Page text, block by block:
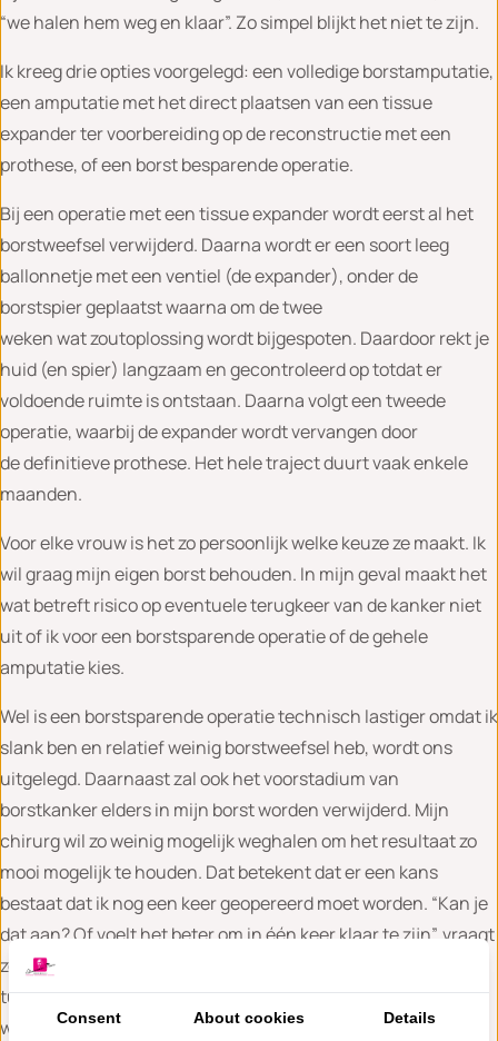
“we halen hem weg en klaar”. Zo simpel blijkt het niet te zijn.
Ik kreeg drie opties voorgelegd: een volledige borstamputatie,
een amputatie met het direct plaatsen van een tissue
expander ter voorbereiding op de reconstructie met een
prothese, of een borst besparende operatie.
Bij een operatie met een tissue expander wordt eerst al het
borstweefsel verwijderd. Daarna wordt er een soort leeg
ballonnetje met een ventiel (de expander), onder de
borstspier geplaatst waarna om de twee
weken wat zoutoplossing wordt bijgespoten. Daardoor rekt je
huid (en spier) langzaam en gecontroleerd op totdat er
voldoende ruimte is ontstaan. Daarna volgt een tweede
operatie, waarbij de expander wordt vervangen door
de definitieve prothese. Het hele traject duurt vaak enkele
maanden.
Voor elke vrouw is het zo persoonlijk welke keuze ze maakt. Ik
wil graag mijn eigen borst behouden. In mijn geval maakt het
wat betreft risico op eventuele terugkeer van de kanker niet
uit of ik voor een borstsparende operatie of de gehele
amputatie kies.
Wel is een borstsparende operatie technisch lastiger omdat ik
slank ben en relatief weinig borstweefsel heb, wordt ons
uitgelegd. Daarnaast zal ook het voorstadium van
borstkanker elders in mijn borst worden verwijderd. Mijn
chirurg wil zo weinig mogelijk weghalen om het resultaat zo
mooi mogelijk te houden. Dat betekent dat er een kans
bestaat dat ik nog een keer geopereerd moet worden. “Kan je
dat aan? Of voelt het beter om in één keer klaar te zijn”, vraagt
ze mij. Er bestaat een kans dat de snijranden niet vrij zijn van
tumorcellen en ik zou dan nogmaals geopereerd moeten
worden.Consent About cookies Details